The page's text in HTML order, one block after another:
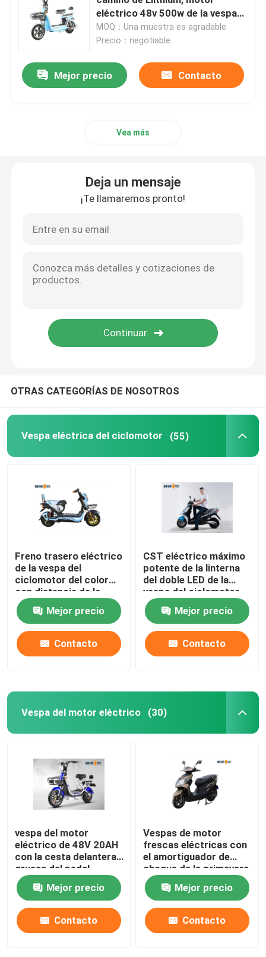
vespa del equilibrio eléctrico
Vespa eléctrica del pedal
Vespa eléctrica de la gama larga
Mini Car eléctrico
eléctrico 48v 500w de la vespa
del ego
MOQ：Una muestra es agradable
Precio：negotiable
Mejor precio Contacto
Vea más
Deja un mensaje
¡Te llamaremos pronto!
OTRAS CATEGORÍAS DE NOSOTROS
Vespa eléctrica del ciclomotor (55)
Freno trasero eléctrico
de la vespa del
ciclomotor del color
con distancia de la
gama de la cerradura
los 60kmMejor precio
Contacto
CST eléctrico máximo
potente de la linterna
del doble LED de la
vespa del ciclomotor
de la velocidad los
50km sin tubo
Mejor precio
Contacto
Vespa del motor eléctrico (30)
vespa del motor
eléctrico de 48V 20AH
con la cesta delantera
gruesa del pedal
Mejor precio
Contacto
Vespas de motor
frescas eléctricas con
el amortiguador de
choque de la primavera
del doble de
OverstrikingMejor precio
Contacto